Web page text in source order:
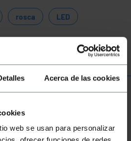
Acerca de las cookies
web se usan para personalizar
rosca LED